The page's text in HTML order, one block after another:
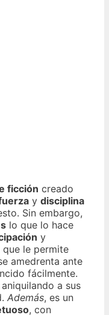
ficción creado
y disciplina
Sin embargo,
lo que lo hace
y
le permite
amedrenta ante
fácilmente.
aniquilando a sus
Además, es un
, con